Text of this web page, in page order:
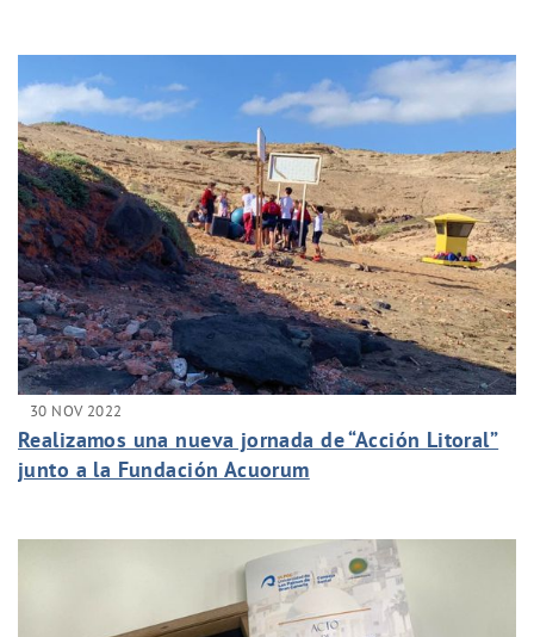
30 NOV 2022
Realizamos una nueva jornada de “Acción Litoral”
junto a la Fundación Acuorum